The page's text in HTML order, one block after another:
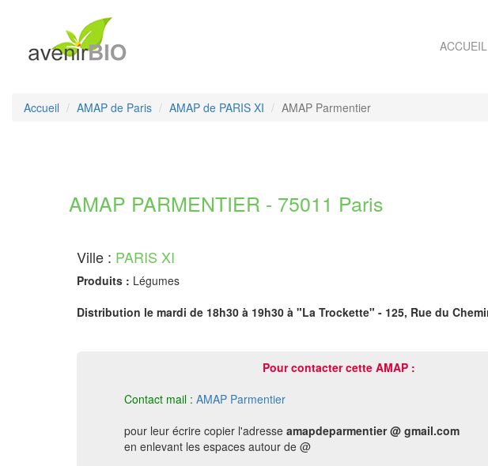
ACCUEIL
Accueil AMAP de Paris AMAP de PARIS XI AMAP Parmentier
AMAP PARMENTIER - 75011 Paris
Ville : PARIS XI
Produits : Légumes
Distribution le mardi de 18h30 à 19h30 à "La Trockette" - 125, Rue du
Pour contacter cette AMAP :
Contact mail : AMAP Parmentier
pour leur écrire copier l'adresse amapdeparmentier @ gmail.com
en enlevant les espaces autour de @